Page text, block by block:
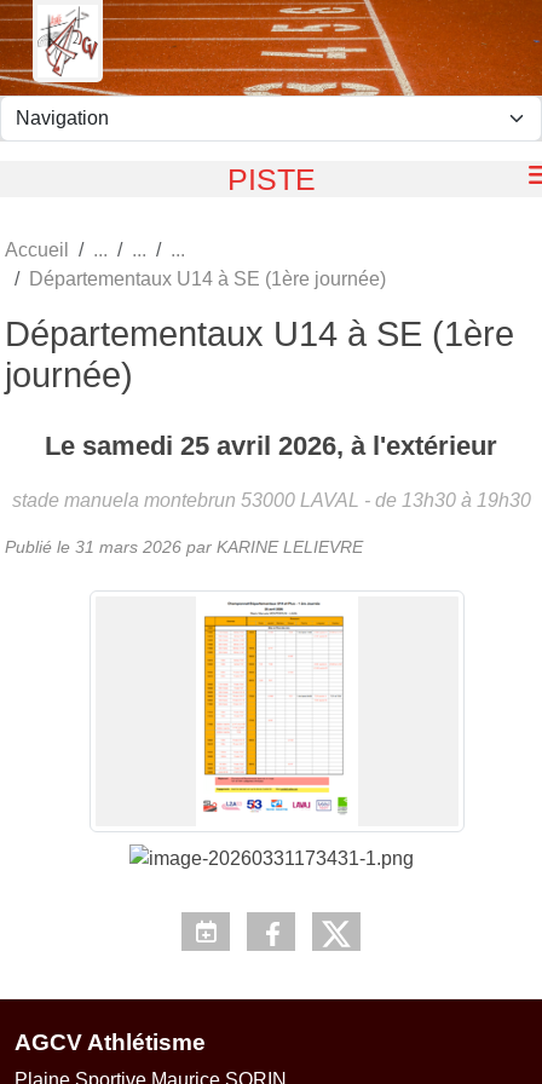
PISTE
Accueil
Départementaux U14 à SE (1ère journée)
Départementaux U14 à SE (1ère
journée)
Le samedi 25 avril 2026, à l'extérieur
stade manuela montebrun 53000 LAVAL - de 13h30 à 19h30
Publié le 31 mars 2026 par KARINE LELIEVRE
AGCV Athlétisme
Panneau de gestion des cookies